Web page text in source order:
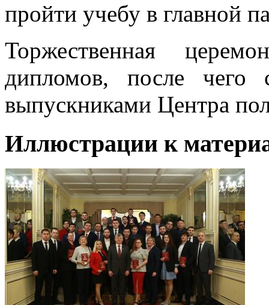
пройти учебу в главной
Торжественная
дипломов, после чего
выпускниками Центра
Иллюстрации к